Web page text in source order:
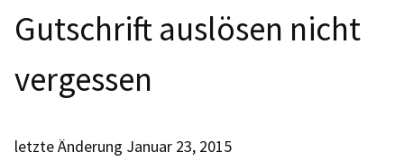
Gutschrift auslösen nicht
vergessen
letzte Änderung Januar 23, 2015